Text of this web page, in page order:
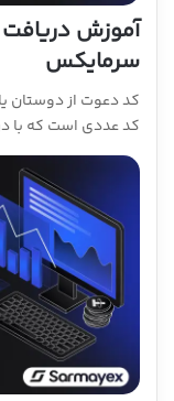
آموزش
سرمایکس
کد عددی است که با